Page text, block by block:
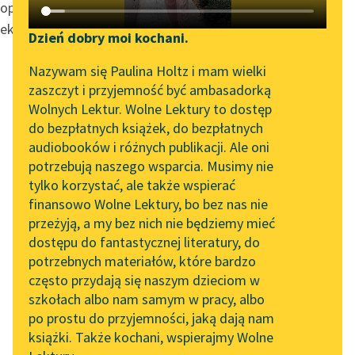
Katalog DAISY
Podkasty o książkach
Zgłoś brak utworu
Aktualności
„Prokurator Alicja Horn”
do słuchania
Byliśmy częścią AI Impact
Lab
Zapraszamy na spotkanie
online z tłumaczkami
literatury skandynawskiej
Spotkanie z Katarzyną
Tunkiel w Oslo
102. lata temu zmarł
Joseph Conrad
Narzędzia
Mapa Wolnych Lektur
Leśmianator
Przewodnik dla piszących i
czytających
API
OAI-PMH
Widget Wolnych Lektur
Przypisy
Dzień dobry moi kochani.
Nazywam się Paulina Holtz i mam wielki
zaszczyt i przyjemność być ambasadorką
Wolnych Lektur. Wolne Lektury to dostęp
do bezpłatnych książek, do bezpłatnych
audiobooków i różnych publikacji. Ale oni
potrzebują naszego wsparcia. Musimy nie
tylko korzystać, ale także wspierać
finansowo Wolne Lektury, bo bez nas nie
przeżyją, a my bez nich nie będziemy mieć
dostępu do fantastycznej literatury, do
potrzebnych materiałów, które bardzo
często przydają się naszym dzieciom w
szkołach albo nam samym w pracy, albo
po prostu do przyjemności, jaką dają nam
książki. Także kochani, wspierajmy Wolne
opowiadań, które stały się podstawą najlepszych
ekranizacji — niektóre z nich nawet wielokrotnie.
Sortuj: